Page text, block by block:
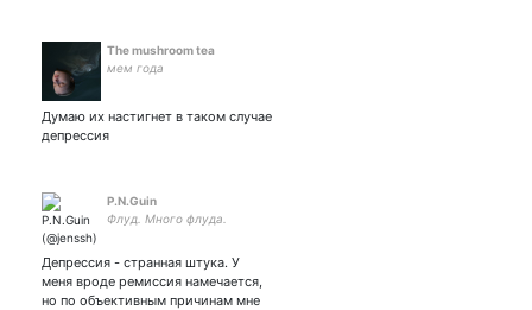
The mushroom tea
мем года
Думаю их настигнет в таком случае
депрессия
P.N.Guin
Флуд. Много флуда.
Депрессия - странная штука. У
меня вроде ремиссия намечается,
но по объективным причинам мне